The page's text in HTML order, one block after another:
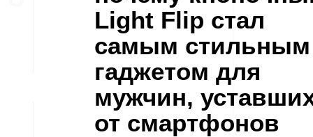
Light Flip стал
самым стильным
гаджетом для
мужчин,
от смартфонов